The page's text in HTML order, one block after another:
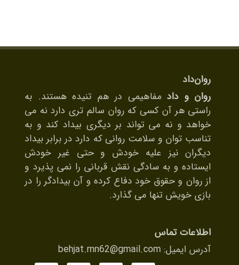
روان‌داد
روان و دادمفاهیمی در هم تنیده هستند. به
راستی هر آن کسی که روان سالم تری دارد نه می
خواهد و نه می تواند بر دیگری بیداد کند و به
تناسب توان و سلامت روانی که دارد در برابر بیداد
دیگران نیز علیه خودش و حتی غیر خودش
ایستاده و به سادگی نقش قربانی را نمی پذیرد و
از روان و حقوق خود دفاع کرده و آن بیدادگر را در
بازی خویش تنها می گذارد.
اطلاعات تماس
آدرس ایمیل: behjat.mn62@gmail.com